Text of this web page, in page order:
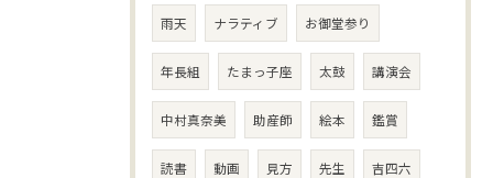
雨天 ナラティブ お御堂参り
年長組 たまっ子座 太鼓 講演会
中村真奈美 助産師 絵本 鑑賞
読書 動画 見方 先生 吉四六